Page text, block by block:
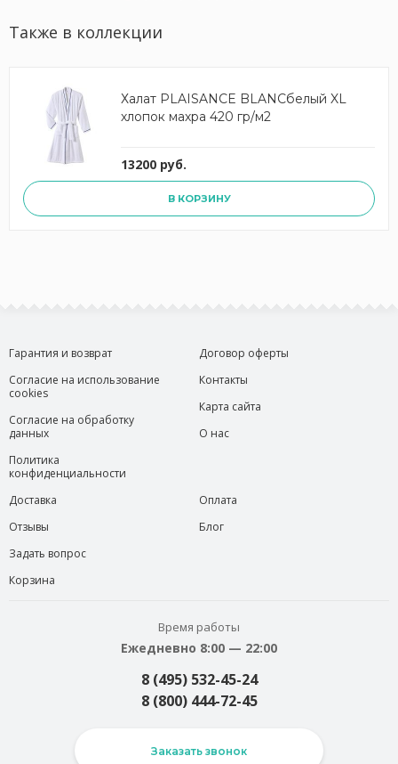
Также в коллекции
Халат PLAISANCE BLANCбелый XL
хлопок махра 420 гр/м2
13200 руб.
В КОРЗИНУ
Гарантия и возврат
Согласие на использование
cookies
Согласие на обработку
данных
Политика
конфиденциальности
Договор оферты
Контакты
Карта сайта
О нас
Доставка
Отзывы
Задать вопрос
Корзина
Оплата
Блог
Время работы
Ежедневно 8:00 — 22:00
8 (495) 532-45-24
8 (800) 444-72-45
Заказать звонок